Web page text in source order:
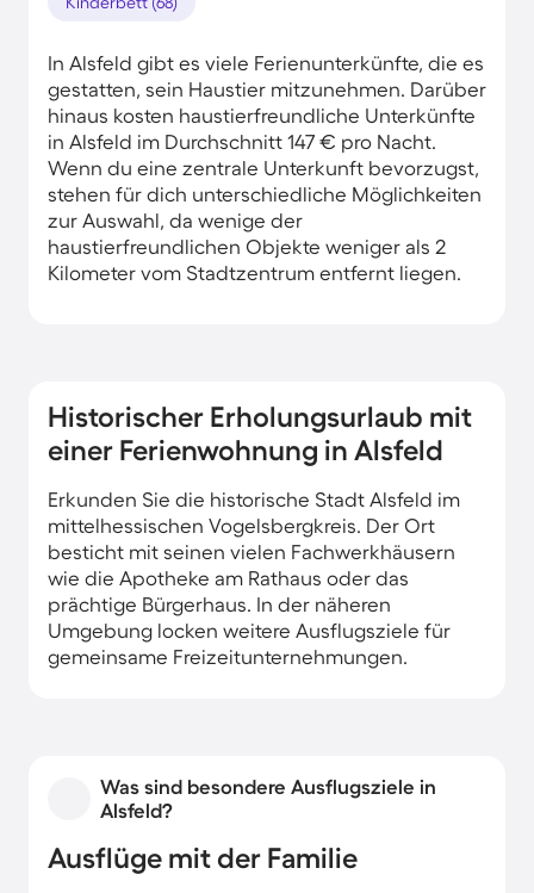
In Alsfeld gibt es viele Ferienunterkünfte, die es
gestatten, sein Haustier mitzunehmen. Darüber
hinaus kosten haustierfreundliche Unterkünfte
in Alsfeld im Durchschnitt 147 € pro Nacht.
Wenn du eine zentrale Unterkunft bevorzugst,
stehen für dich unterschiedliche Möglichkeiten
zur Auswahl, da wenige der
haustierfreundlichen Objekte weniger als 2
Kilometer vom Stadtzentrum entfernt liegen.
Historischer Erholungsurlaub mit
einer Ferienwohnung in Alsfeld
Erkunden Sie die historische Stadt Alsfeld im
mittelhessischen Vogelsbergkreis. Der Ort
besticht mit seinen vielen Fachwerkhäusern
wie die Apotheke am Rathaus oder das
prächtige Bürgerhaus. In der näheren
Umgebung locken weitere Ausflugsziele für
gemeinsame Freizeitunternehmungen.
Was sind besondere Ausflugsziele in
Alsfeld?
Ausflüge mit der Familie